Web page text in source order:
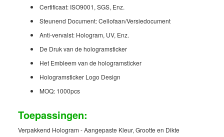
Certificaat: ISO9001, SGS, Enz.
Steunend Document: Cellofaan/Versiedocument
Anti-vervalst: Hologram, UV, Enz.
De Druk van de hologramsticker
Het Embleem van de hologramsticker
Hologramsticker Logo Design
MOQ: 1000pcs
Toepassingen:
Verpakkend Hologram - Aangepaste Kleur, Grootte en Dikte